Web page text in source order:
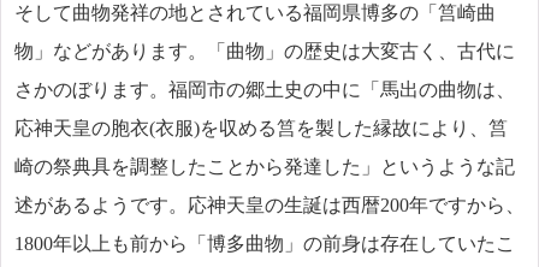
そして曲物発祥の地とされている福岡県博多の「筥崎曲
物」などがあります。「曲物」の歴史は大変古く、古代に
さかのぼります。福岡市の郷土史の中に「馬出の曲物は、
応神天皇の胞衣(衣服)を収める筥を製した縁故により、筥
崎の祭典具を調整したことから発達した」というような記
述があるようです。応神天皇の生誕は西暦200年ですから、
1800年以上も前から「博多曲物」の前身は存在していたこ